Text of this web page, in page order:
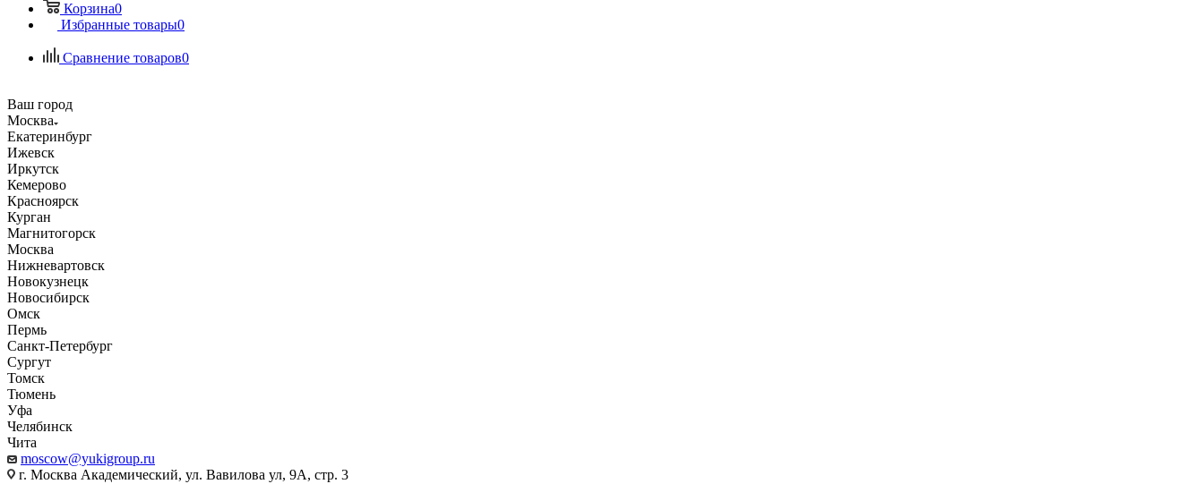
Корзина0
Избранные товары0
Сравнение товаров0
Ваш город
Москва
Екатеринбург
Ижевск
Иркутск
Кемерово
Красноярск
Курган
Магнитогорск
Москва
Нижневартовск
Новокузнецк
Новосибирск
Омск
Пермь
Санкт-Петербург
Сургут
Томск
Тюмень
Уфа
Челябинск
Чита
moscow@yukigroup.ru
г. Москва Академический, ул. Вавилова ул, 9А, стр. 3